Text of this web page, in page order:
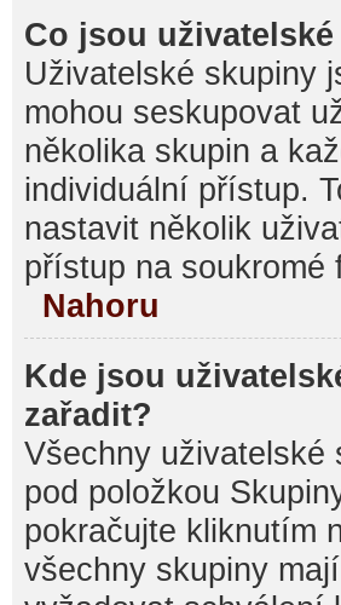
Co jsou
Uživatelské skupiny
mohou seskupovat
několika skupin a
individuální přístup.
nastavit několik
přístup na soukromé
Nahoru
Kde jsou
zařadit?
Všechny uživatelské
pod položkou
pokračujte kliknutím
všechny skupiny